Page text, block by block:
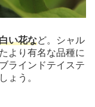
い花など。シャル
より有名な品種に
ラインドテイステ
ょう。